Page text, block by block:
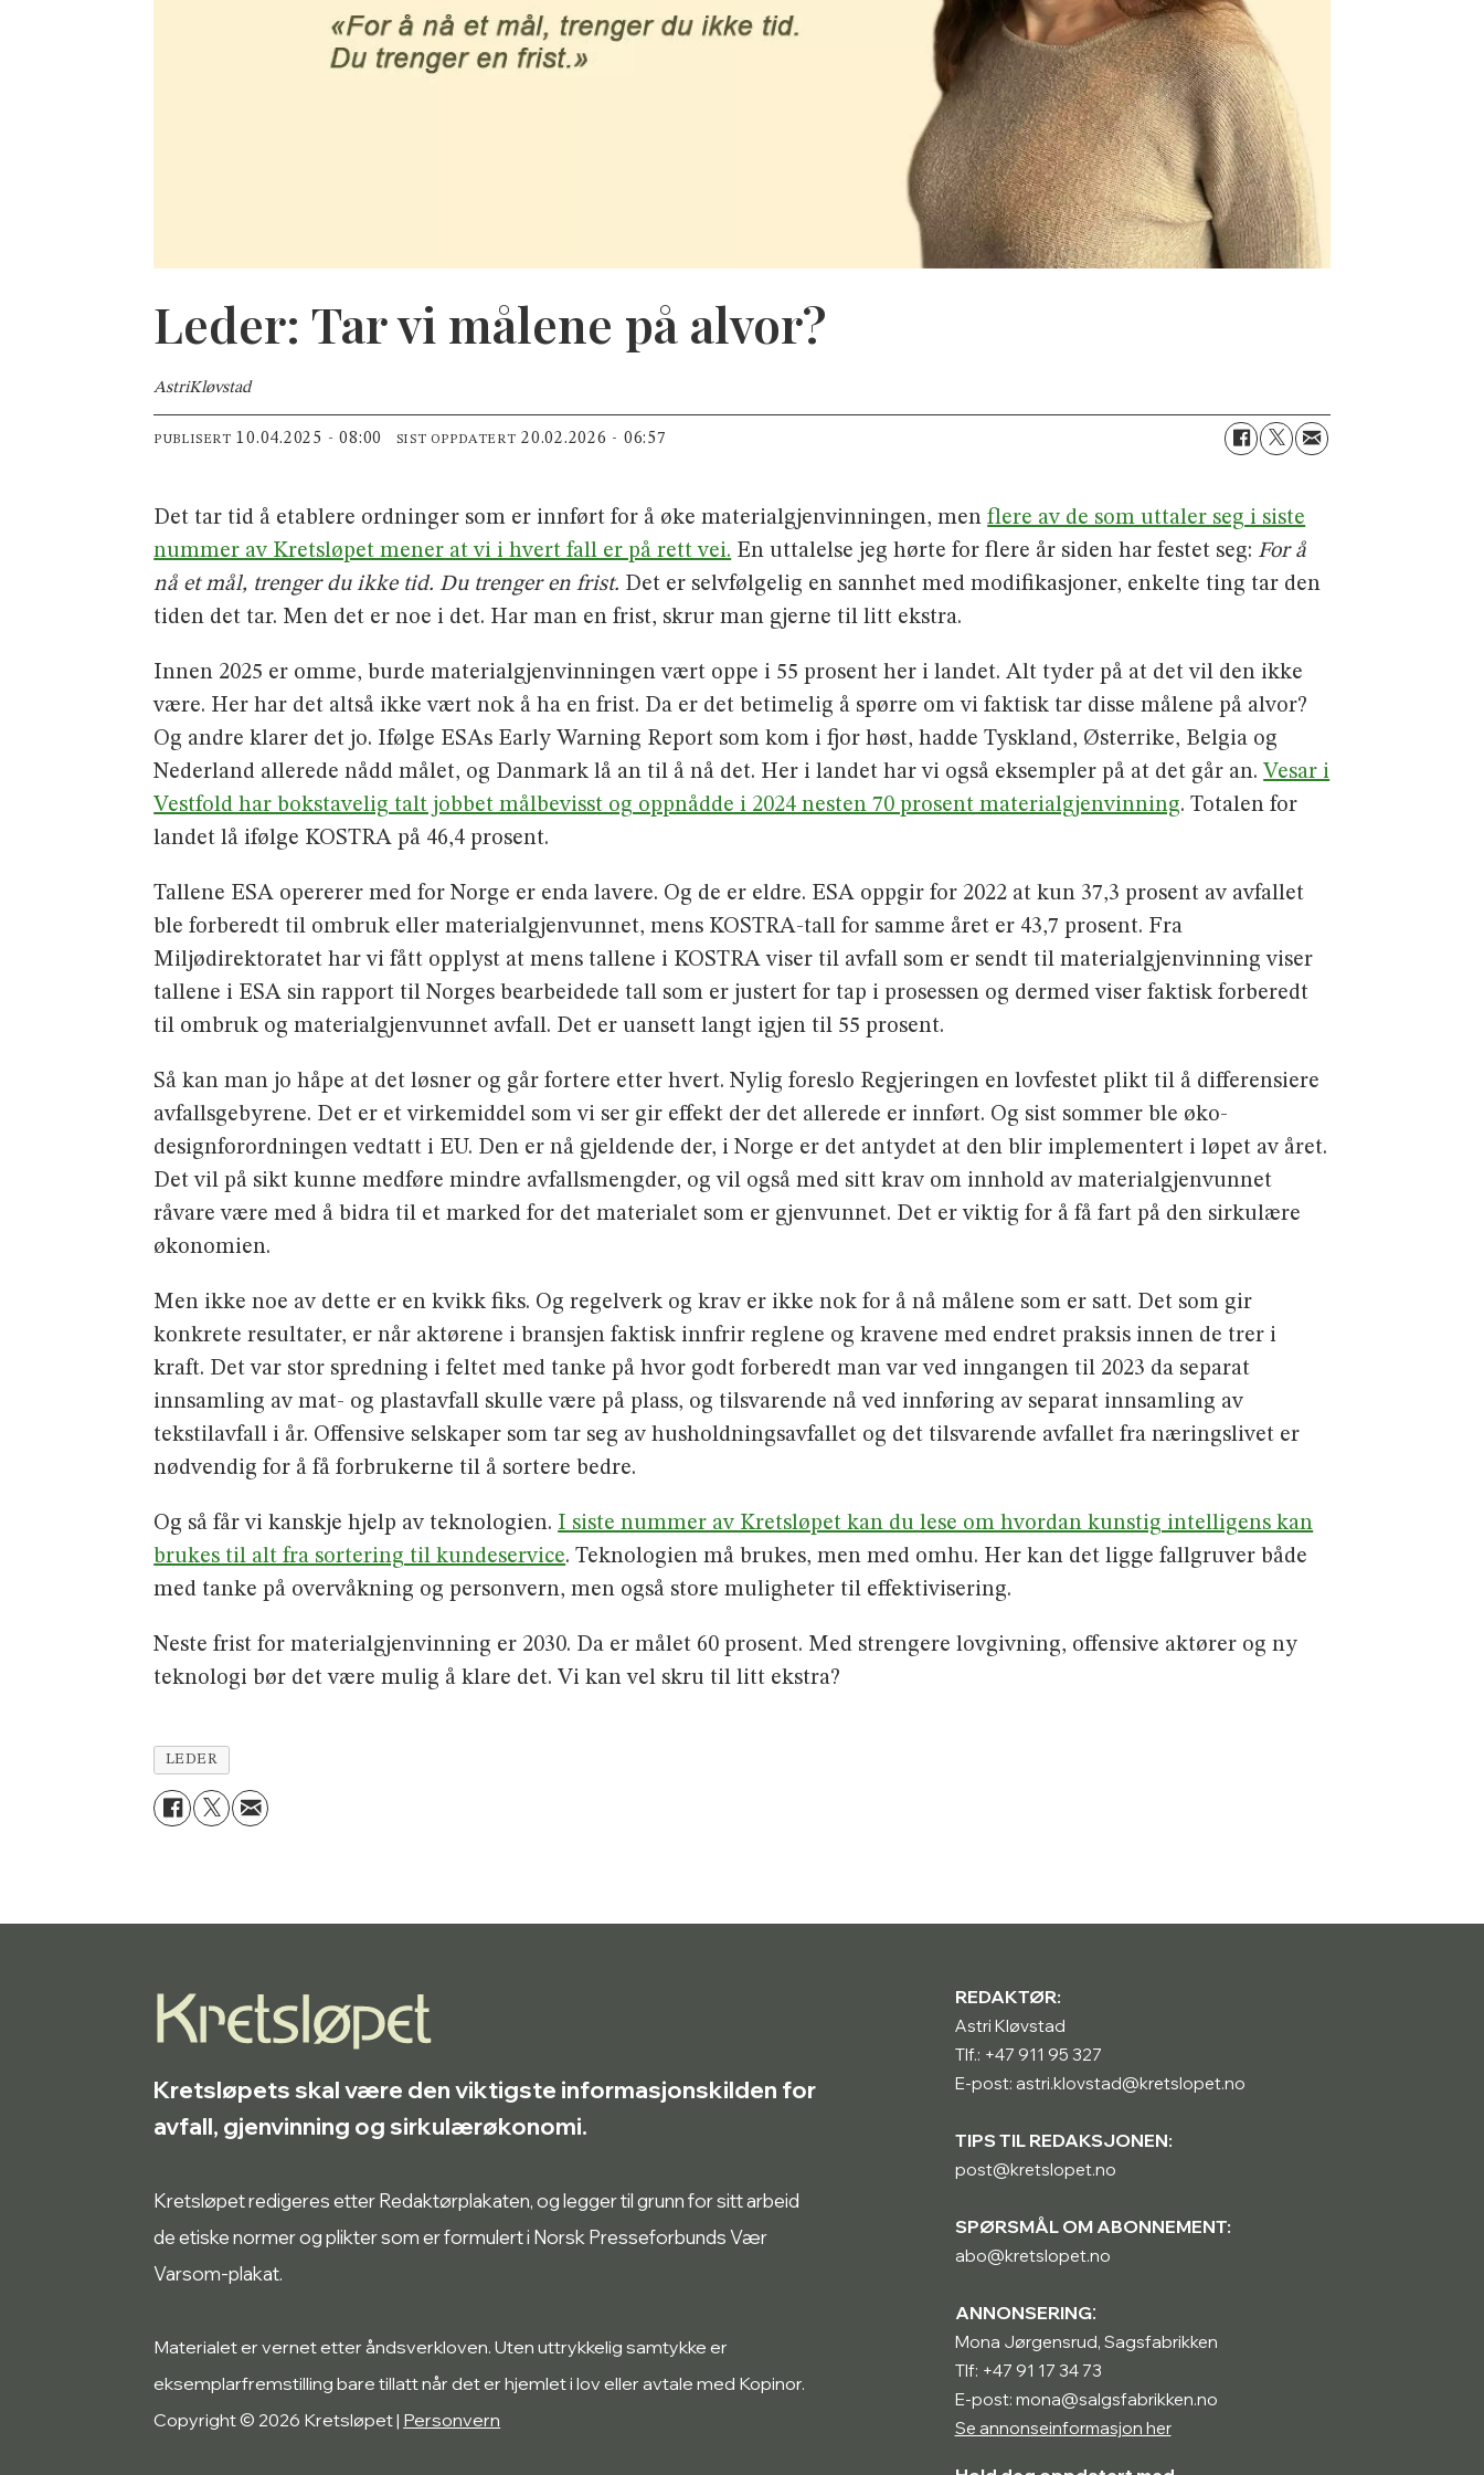
Leder: Tar vi målene på alvor?
AstriKløvstad
PUBLISERT 10.04.2025 - 08:00 SIST OPPDATERT 20.02.2026 - 06:57
Det tar tid å etablere ordninger som er innført for å øke materialgjenvinningen, menflere av de som uttaler seg i siste
nummer av Kretsløpet mener at vi i hvert fall er på rett vei. En uttalelse jeg hørte for flere år siden har festet seg:For å
nå et mål, trenger du ikke tid. Du trenger en frist. Det er selvfølgelig en sannhet med modifikasjoner, enkelte ting tar den
tiden det tar. Men det er noe i det. Har man en frist, skrur man gjerne til litt ekstra.
Innen 2025 er omme, burde materialgjenvinningen vært oppe i 55 prosent her i landet. Alt tyder på at det vil den ikke
være. Her har det altså ikke vært nok å ha en frist. Da er det betimelig å spørre om vi faktisk tar disse målene på alvor?
Og andre klarer det jo. Ifølge ESAs Early Warning Report som kom i fjor høst, hadde Tyskland, Østerrike, Belgia og
Nederland allerede nådd målet, og Danmark lå an til å nå det. Her i landet har vi også eksempler på at det går an. Vesar i
Vestfold har bokstavelig talt jobbet målbevisst og oppnådde i 2024 nesten 70 prosent materialgjenvinning. Totalen for
landet lå ifølge KOSTRA på 46,4 prosent.
Tallene ESA opererer med for Norge er enda lavere. Og de er eldre. ESA oppgir for 2022 at kun 37,3 prosent av avfallet
ble forberedt til ombruk eller materialgjenvunnet, mens KOSTRA-tall for samme året er 43,7 prosent. Fra
Miljødirektoratet har vi fått opplyst at mens tallene i KOSTRA viser til avfall som er sendt til materialgjenvinning viser
tallene i ESA sin rapport til Norges bearbeidede tall som er justert for tap i prosessen og dermed viser faktisk forberedt
til ombruk og materialgjenvunnet avfall. Det er uansett langt igjen til 55 prosent.
Så kan man jo håpe at det løsner og går fortere etter hvert. Nylig foreslo Regjeringen en lovfestet plikt til å differensiere
avfallsgebyrene. Det er et virkemiddel som vi ser gir effekt der det allerede er innført. Og sist sommer ble øko-
designforordningen vedtatt i EU. Den er nå gjeldende der, i Norge er det antydet at den blir implementert i løpet av året.
Det vil på sikt kunne medføre mindre avfallsmengder, og vil også med sitt krav om innhold av materialgjenvunnet
råvare være med å bidra til et marked for det materialet som er gjenvunnet. Det er viktig for å få fart på den sirkulære
økonomien.
Men ikke noe av dette er en kvikk fiks. Og regelverk og krav er ikke nok for å nå målene som er satt. Det som gir
konkrete resultater, er når aktørene i bransjen faktisk innfrir reglene og kravene med endret praksis innen de trer i
kraft. Det var stor spredning i feltet med tanke på hvor godt forberedt man var ved inngangen til 2023 da separat
innsamling av mat- og plastavfall skulle være på plass, og tilsvarende nå ved innføring av separat innsamling av
tekstilavfall i år. Offensive selskaper som tar seg av husholdningsavfallet og det tilsvarende avfallet fra næringslivet er
nødvendig for å få forbrukerne til å sortere bedre.
Og så får vi kanskje hjelp av teknologien. I siste nummer av Kretsløpet kan du lese om hvordan kunstig intelligens kan
brukes til alt fra sortering til kundeservice. Teknologien må brukes, men med omhu. Her kan det ligge fallgruver både
med tanke på overvåkning og personvern, men også store muligheter til effektivisering.
Neste frist for materialgjenvinning er 2030. Da er målet 60 prosent. Med strengere lovgivning, offensive aktører og ny
teknologi bør det være mulig å klare det. Vi kan vel skru til litt ekstra?
LEDER
Kretsløpets skal være den viktigste informasjonskilden for
avfall, gjenvinning og sirkulærøkonomi.
Kretsløpet redigeres etter Redaktørplakaten, og legger til grunn for sitt arbeid
de etiske normer og plikter som er formulert i Norsk Presseforbunds Vær
Varsom-plakat.
Materialet er vernet etter åndsverkloven. Uten uttrykkelig samtykke er
eksemplarfremstilling bare tillatt når det er hjemlet i lov eller avtale med Kopinor.
Copyright © 2026 Kretsløpet | Personvern
REDAKTØR:
Astri Kløvstad
Tlf.: +47 911 95 327
E-post: astri.klovstad@kretslopet.no
TIPS TIL REDAKSJONEN:
post@kretslopet.no
SPØRSMÅL OM ABONNEMENT:
abo@kretslopet.no
ANNONSERING:
Mona Jørgensrud, Sagsfabrikken
Tlf: +47 91 17 34 73
E-post: mona@salgsfabrikken.no
Se annonseinformasjon her